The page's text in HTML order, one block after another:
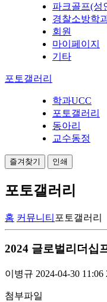
파크골프(성
경찰소방학
회원
마이페이지
기타
포토갤러리
학과UCC
포토갤러리
동아리
교수동정
즐겨찾기 인쇄
포토갤러리
홈 커뮤니티 포토갤러리
2024 글로벌리더십
이병규 2024-04-30 11:06
첨부파일